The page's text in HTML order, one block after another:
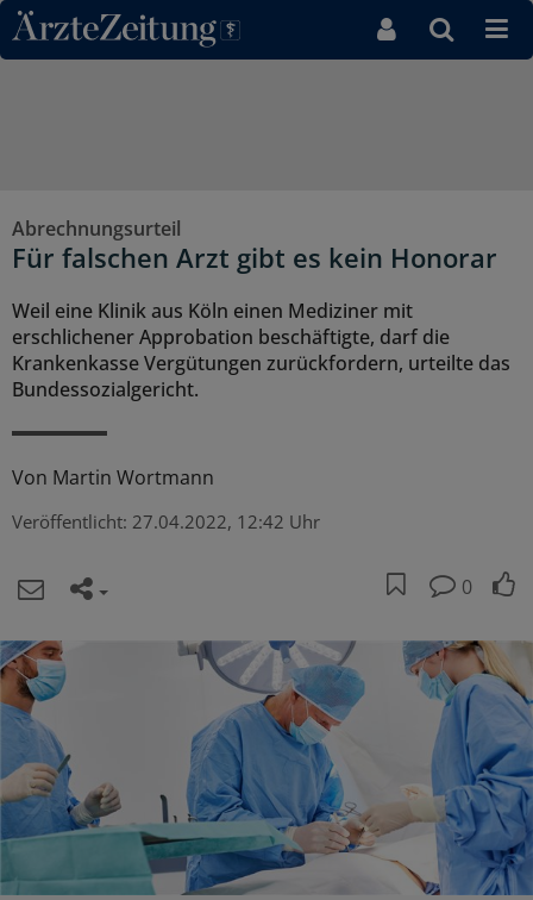
Direkt zum Inhaltsbereich
Abrechnungsurteil
Für falschen Arzt gibt es kein Honorar
Weil eine Klinik aus Köln einen Mediziner mit
erschlichener Approbation beschäftigte, darf die
Krankenkasse Vergütungen zurückfordern, urteilte das
Bundessozialgericht.
Von Martin Wortmann
Veröffentlicht: 27.04.2022, 12:42 Uhr
0